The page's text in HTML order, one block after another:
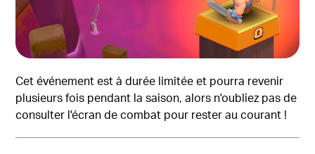
Cet événement est à durée limitée et pourra revenir
plusieurs fois pendant la saison, alors n'oubliez pas de
consulter l'écran de combat pour rester au courant !